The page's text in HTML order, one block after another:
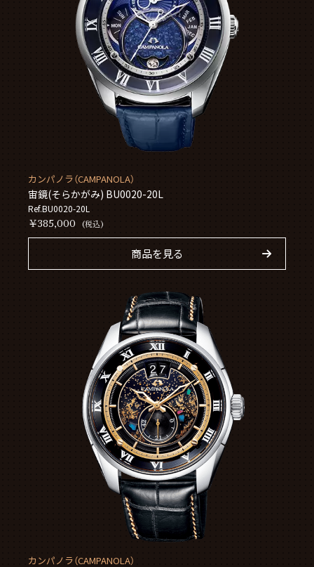
カンパノラ（CAMPANOLA）
宙鏡(そらかがみ) BU0020-20L
Ref.BU0020-20L
￥385,000 (税込)
商品を見る
カンパノラ（CAMPANOLA）